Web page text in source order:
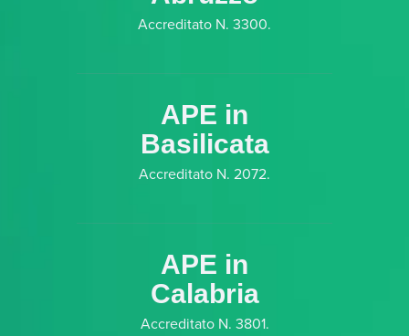
Accreditato N. 3300.
APE in
Basilicata
Accreditato N. 2072.
APE in
Calabria
Accreditato N. 3801.